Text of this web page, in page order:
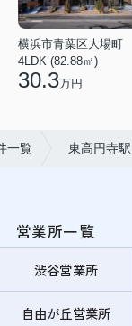
横浜市青葉区大場町
4LDK (82.88㎡)
30.3万円
一覧 東高円寺駅
営業所一覧
渋谷営業所
自由が丘営業所